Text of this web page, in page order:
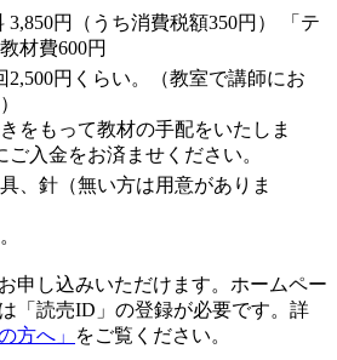
3,850円（うち消費税額350円）
「テ
材費600円
2,500円くらい。（教室で講師にお
をもって教材の手配をいたしま
ご入金をお済ませください。
、針（無い方は用意がありま
申し込みいただけます。ホームペー
「読売ID」の登録が必要です。詳
方へ」 をご覧ください。